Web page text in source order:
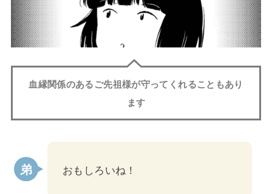
血縁関係のあるご先祖様が守ってくれることもあり
ます
おもしろいね！